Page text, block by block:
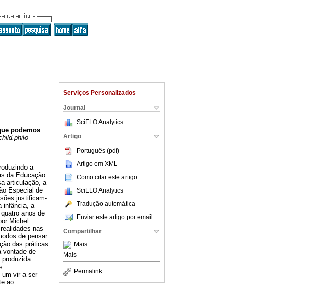
Serviços Personalizados
Journal
SciELO Analytics
Artigo
Português (pdf)
Artigo em XML
Como citar este artigo
SciELO Analytics
Tradução automática
Enviar este artigo por email
Compartilhar
Mais
Mais
Permalink
podemos
a
da Educação
articulação, a
Especial de
justificam-
infância, a
anos de
Michel
nas
de pensar
das práticas
vontade de
um vir a ser
ao